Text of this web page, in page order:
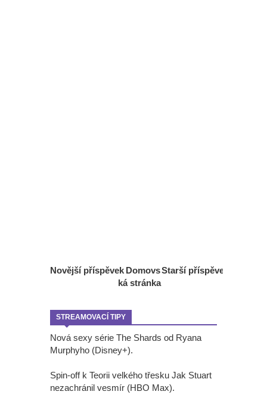
Novější příspěvek Starší příspěvek
Domovs
ká stránka
STREAMOVACÍ TIPY
Nová sexy série The Shards od Ryana
Murphyho (Disney+).
Spin-off k Teorii velkého třesku Jak Stuart
nezachránil vesmír (HBO Max).